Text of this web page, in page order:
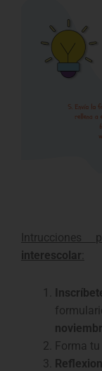
interescolar
Forma tu